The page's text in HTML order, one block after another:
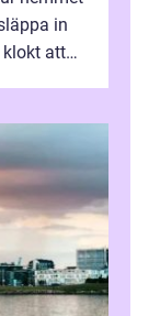
in
klokt att